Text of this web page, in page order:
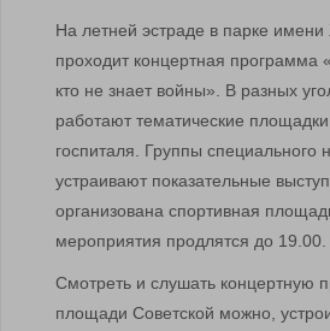
На летней эстраде в парке
проходит концертная программа
кто не знает войны». В разных
работают тематические
госпиталя. Группы специального
устраивают показательные
организована спортивная
мероприятия продлятся до 19.00.
Смотреть и слушать концертную
площади Советской можно,